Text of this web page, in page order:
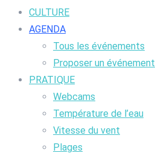
CULTURE
AGENDA
Tous les événements
Proposer un événement
PRATIQUE
Webcams
Température de l’eau
Vitesse du vent
Plages